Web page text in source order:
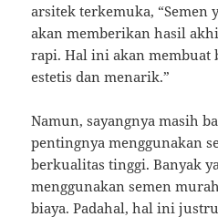
arsitek terkemuka, “Semen
akan memberikan hasil
rapi. Hal ini akan
estetis dan menarik.”
Namun, sayangnya masih
pentingnya menggunakan
berkualitas tinggi. Banyak
menggunakan semen
biaya. Padahal, hal ini